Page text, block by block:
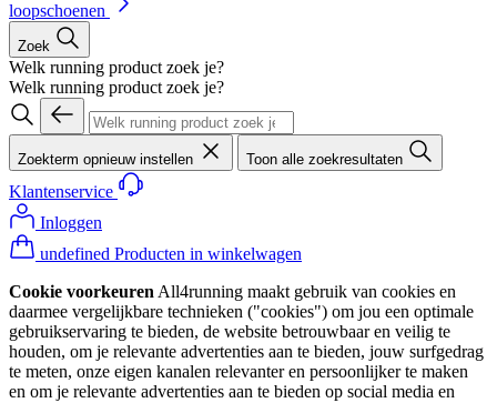
loopschoenen
Zoek
Welk running product zoek je?
Welk running product zoek je?
Zoekterm opnieuw instellen Toon alle zoekresultaten
Klantenservice
Inloggen
undefined Producten in winkelwagen
Cookie voorkeuren All4running maakt gebruik van cookies en
daarmee vergelijkbare technieken ("cookies") om jou een optimale
gebruikservaring te bieden, de website betrouwbaar en veilig te
houden, om je relevante advertenties aan te bieden, jouw surfgedrag
te meten, onze eigen kanalen relevanter en persoonlijker te maken
en om je relevante advertenties aan te bieden op social media en